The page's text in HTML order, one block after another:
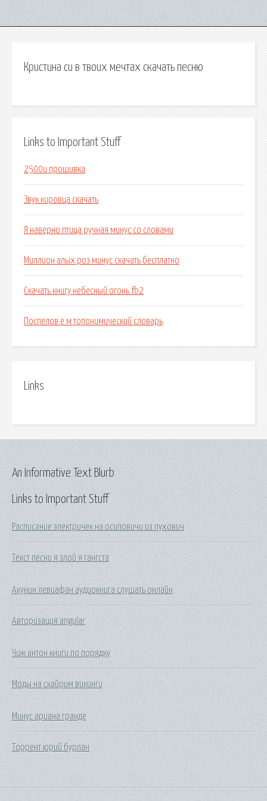
Кристина си в твоих мечтах скачать песню
Links to Important Stuff
2500u прошивка
Звук кировца скачать
Я наверно птица ручная минус со словами
Миллион алых роз минус скачать бесплатно
Скачать книгу небесный огонь fb2
Поспелов е м топонимический словарь
Links
Links to Important Stuff
Расписание электричек на осиповичи из пухович
Текст песни я злой я гангста
Акунин левиафан аудиокнига слушать онлайн
Авторизация angular
Чиж антон книги по порядку
Моды на скайрим викинги
Минус ариана гранде
Торрент юрий бурлан
An Informative Text Blurb